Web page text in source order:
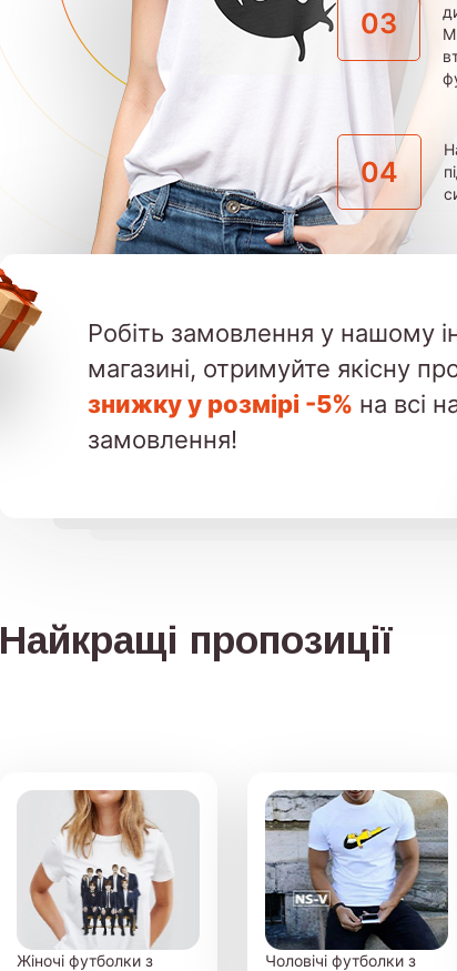
03
04
Робіть замовлення у нашому
магазині, отримуйте якісну
знижку у розмірі -5% на всі
замовлення!
Найкращі пропозиції
Жіночі футболки з
Чоловічі футболки з